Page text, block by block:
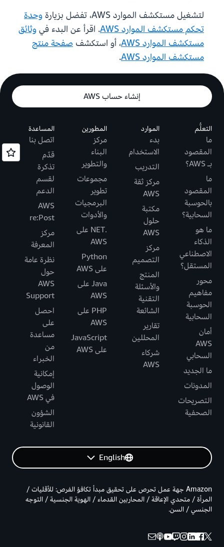
لتشغيل مستكشف الموارد AWS، تفضل بزيارة
وحدة
تحكم مستكشف الموارد AWS
. اقرأ عن البدء فيوثائق
مستكشف الموارد AWS
، أو استكشف صفحة منتج
مستكشف الموارد AWS
.
إنشاء حساب AWS
التعلُّم
ما
المقصود
بـ AWS؟
ما
المقصود
بالحوسبة
السحابية؟
ما هو
الذكاء
الاصطناعي
المستقل؟
محور
مفاهيم
الحوسبة
السحابية
أمان
AWS
السحابي
ما الجديد
المدونات
التصريحات
الصحفية
الموارد
بدء
الاستخدام
التدريب
مركز ثقة
AWS
مكتبة
حلول
AWS
مركز
التصميم
المنتج
والأسئلة
التقنية
الشائعة
تقارير
المحللين
شركاء
AWS
المطورين
مركز
البناء
والتطوير
مجموعات
تطوير
البرمجيات
والأدوات
.NET على
AWS
Python
على AWS
Java على
AWS
PHP على
AWS
JavaScript
على AWS
المساعدة
اتصل بنا
قدّم
تذكرة
لقسم
الدعم
AWS
re:Post
مركز
المعرفة
نظرة عامة
حول
AWS
Support
احصل
على
مساعدة
من
الخبراء
إمكانية
الوصول
في AWS
الشؤون
القانونية
English
Amazon جهة عمل تحرص على تحقيق مبدأ تكافؤ الفرص: للأقليات /
المرأة / متحدي الإعاقة / المحاربين القدماء / الهوية الجنسية / التوجه
الجنسي / السن.